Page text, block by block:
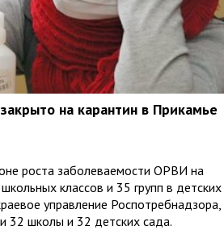
на карантин в Прикамье
роста заболеваемости ОРВИ на
классов и 35 групп в детских
управление Роспотребнадзора,
32 школы и 32 детских сада.